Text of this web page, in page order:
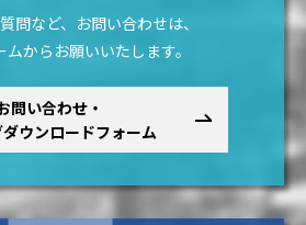
問など、お問い合わせは、
からお願いいたします。
問い合わせ・
ウンロードフォーム